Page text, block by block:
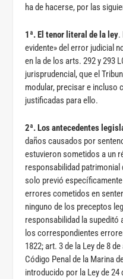
ha de hacerse, por las
1ª. El tenor literal de la ley.
evidente» del error judicial
en la de los arts. 292 y 293
jurisprudencial, que el
modular, precisar e incluso
justificadas para ello.
2ª. Los antecedentes
daños causados por
estuvieron sometidos a un
responsabilidad patrimonial
solo previó
errores cometidos en
ninguno de los preceptos
responsabilidad la supeditó
los correspondientes
1822; art. 3 de la Ley de 8
Código Penal de la Marina
introducido por la Ley de